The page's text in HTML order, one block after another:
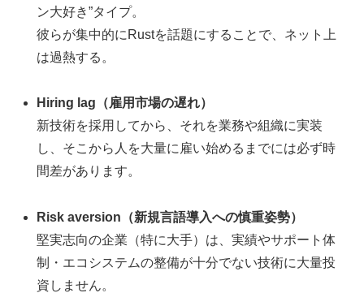
ン大好き”タイプ。
彼らが集中的にRustを話題にすることで、ネット上
は過熱する。
Hiring lag（雇用市場の遅れ）
新技術を採用してから、それを業務や組織に実装
し、そこから人を大量に雇い始めるまでには必ず時
間差があります。
Risk aversion（新規言語導入への慎重姿勢）
堅実志向の企業（特に大手）は、実績やサポート体
制・エコシステムの整備が十分でない技術に大量投
資しません。